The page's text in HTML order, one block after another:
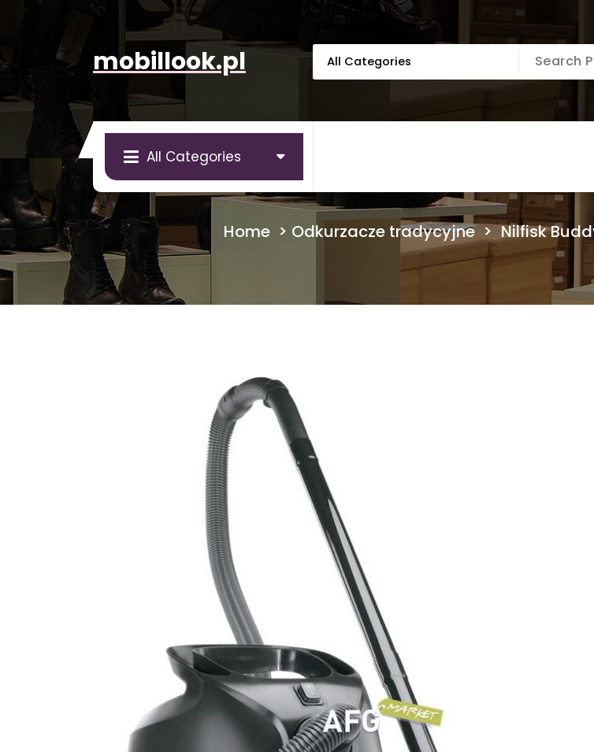
mobillook.pl
All Categories
Home> Odkurzacze tradycyjne> Nilfisk